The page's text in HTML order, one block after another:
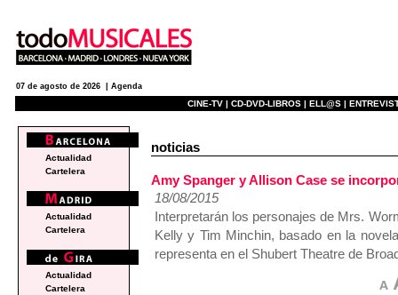
07 de agosto de 2026 | Agenda
CINE-TV | CD-DVD-LIBROS | ELL@S |
noticias
Amy Spanger y Allison Case se
18/08/2015
Interpretarán los personajes de Mrs.
Kelly y Tim Minchin, basado en la
representa en el Shubert Theatre de
Actualidad
Cartelera
Actualidad
Cartelera
Actualidad
Cartelera